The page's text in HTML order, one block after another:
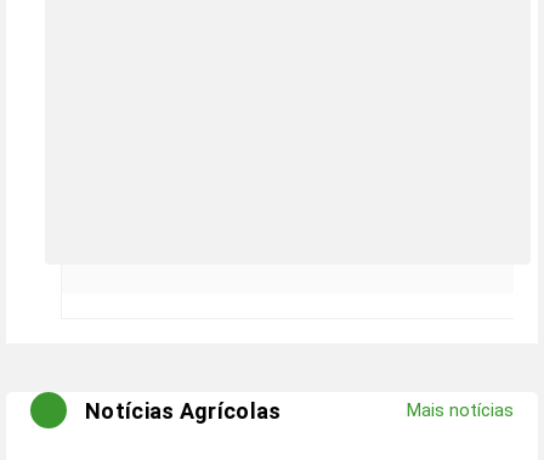
Notícias Agrícolas Mais notícias